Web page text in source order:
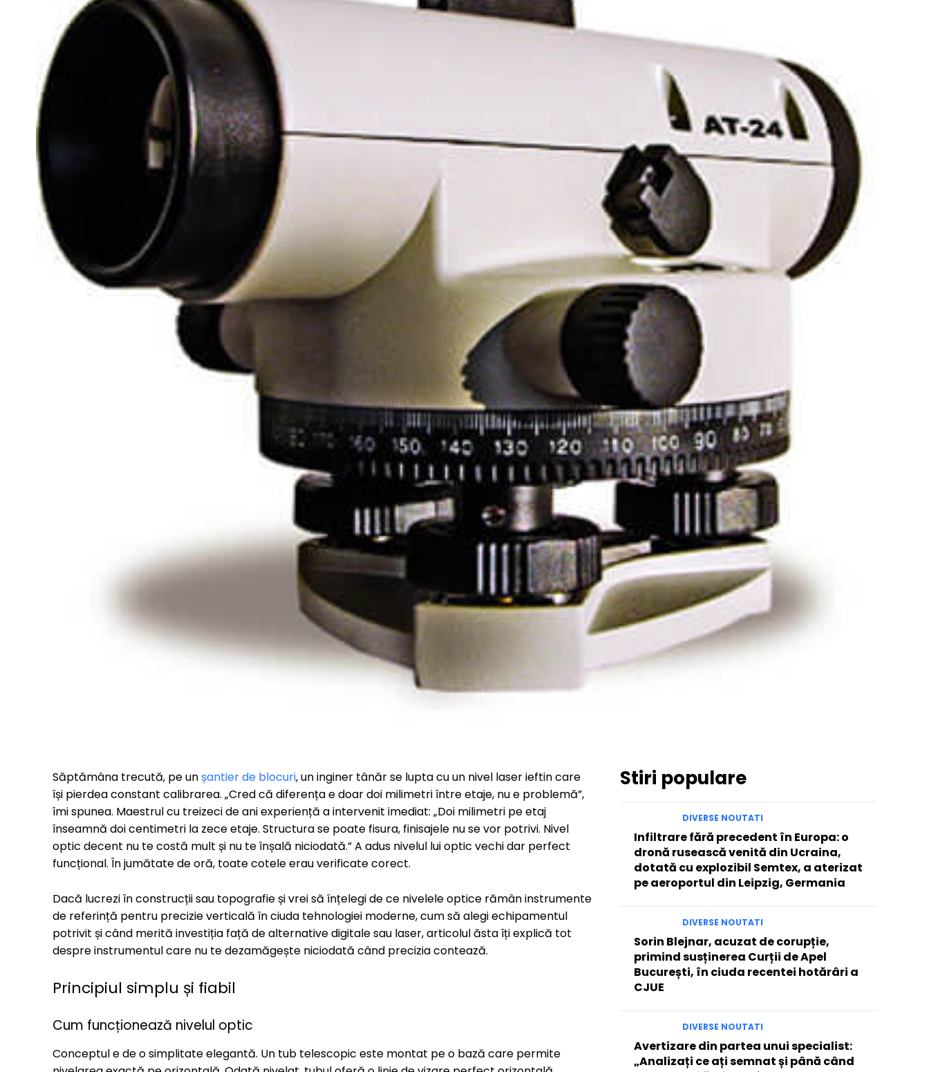
Săptămâna trecută, pe unșantier de blocuri, un inginer tânăr se lupta cu un nivel laser ieftin care
își pierdea constant calibrarea. „Cred că diferența e doar doi milimetri între etaje, nu e problemă”,
îmi spunea. Maestrul cu treizeci de ani experiență a intervenit imediat: „Doi milimetri pe etaj
înseamnă doi centimetri la zece etaje. Structura se poate fisura, finisajele nu se vor potrivi. Nivel
optic decent nu te costă mult și nu te înșală niciodată.” A adus nivelul lui optic vechi dar perfect
funcțional. În jumătate de oră, toate cotele erau verificate corect.
Dacă lucrezi în construcții sau topografie și vrei să înțelegi de ce nivelele optice rămân instrumente
de referință pentru precizie verticală în ciuda tehnologiei moderne, cum să alegi echipamentul
potrivit și când merită investiția față de alternative digitale sau laser, articolul ăsta îți explică tot
despre instrumentul care nu te dezamăgește niciodată când precizia contează.
Principiul simplu și fiabil
Cum funcționează nivelul optic
Conceptul e de o simplitate elegantă. Un tub telescopic este montat pe o bază care permite
Stiri populare
DIVERSE NOUTATI
Infiltrare fără precedent în Europa: o
dronă rusească venită din Ucraina,
dotată cu explozibil Semtex, a aterizat
pe aeroportul din Leipzig, Germania
DIVERSE NOUTATI
Sorin Blejnar, acuzat de corupție,
primind susținerea Curții de Apel
București, în ciuda recentei hotărâri a
CJUE
DIVERSE NOUTATI
Avertizare din partea unui specialist:
„Analizați ce ați semnat și până când